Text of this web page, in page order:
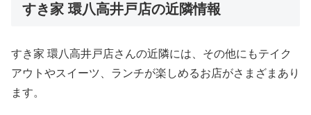
すき家 環八高井戸店の近隣情報
すき家 環八高井戸店さんの近隣には、その他にもテイク
アウトやスイーツ、ランチが楽しめるお店がさまざまあり
ます。